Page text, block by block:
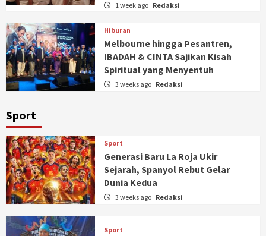
1 week ago Redaksi
Hiburan
Melbourne hingga Pesantren,
IBADAH & CINTA Sajikan Kisah
Spiritual yang Menyentuh
3 weeks ago Redaksi
Sport
Sport
Generasi Baru La Roja Ukir
Sejarah, Spanyol Rebut Gelar
Dunia Kedua
3 weeks ago Redaksi
Sport